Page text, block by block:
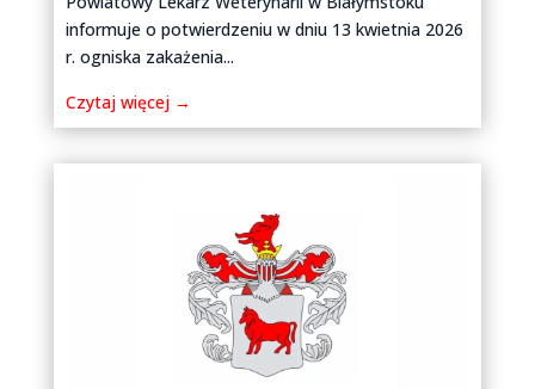
informuje o potwierdzeniu w dniu 13 kwietnia 2026
r. ogniska zakażenia...
Czytaj więcej →